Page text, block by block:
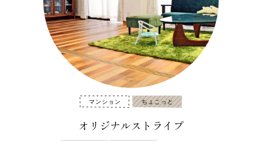
マンション ちょこっと
オリジナルストライプ